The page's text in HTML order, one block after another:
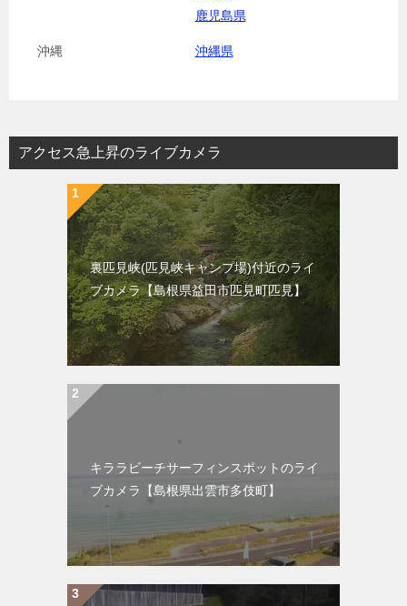
鹿児島県
沖縄 沖縄県
アクセス急上昇のライブカメラ
裏匹見峡(匹見峡キャンプ場)付近のライ
ブカメラ【島根県益田市匹見町匹見】
キララビーチサーフィンスポットのライ
ブカメラ【島根県出雲市多伎町】